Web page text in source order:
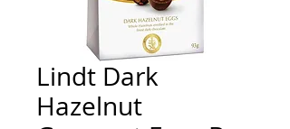
Lindt Dark
Hazelnut